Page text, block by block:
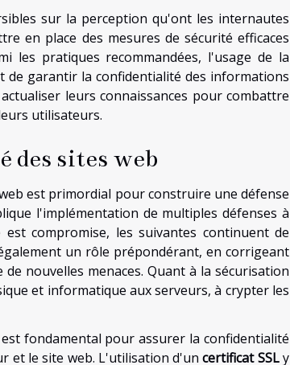
sur la perception qu'ont les internautes
en place des mesures de sécurité efficaces
les pratiques recommandées, l'usage de la
de garantir la confidentialité des informations
leurs connaissances pour combattre
utilisateurs.
des sites web
est primordial pour construire une défense
l'implémentation de multiples défenses à
compromise, les suivantes continuent de
un rôle prépondérant, en corrigeant
nouvelles menaces. Quant à la sécurisation
et informatique aux serveurs, à crypter les
fondamental pour assurer la confidentialité
et le site web. L'utilisation d'uncertificat SSLy